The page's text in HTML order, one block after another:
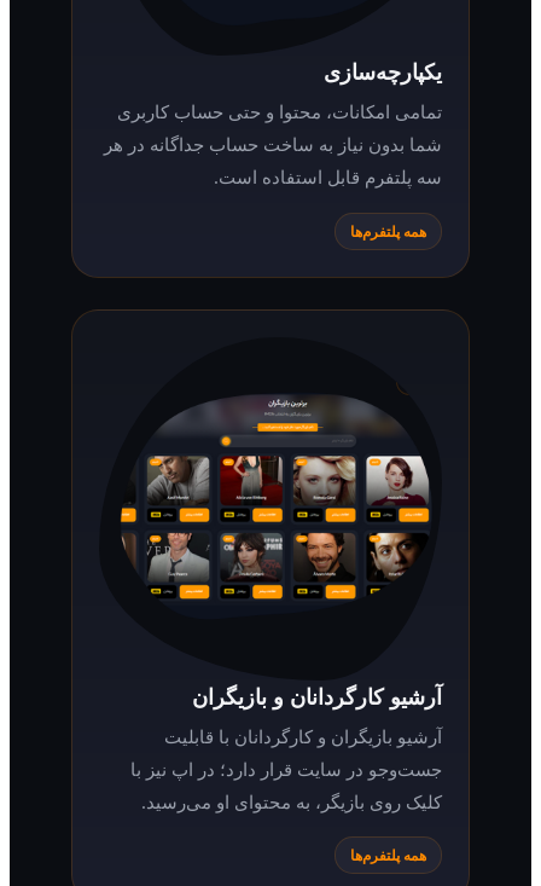
یکپارچه‌سازی
تمامی امکانات، محتوا و حتی حساب کاربری
شما بدون نیاز به ساخت حساب جداگانه در هر
سه پلتفرم قابل استفاده است.
همه پلتفرم‌ها
آرشیو کارگردانان و بازیگران
آرشیو بازیگران و کارگردانان با قابلیت
جست‌وجو در سایت قرار دارد؛ در اپ نیز با
کلیک روی بازیگر، به محتوای او می‌رسید.
همه پلتفرم‌ها